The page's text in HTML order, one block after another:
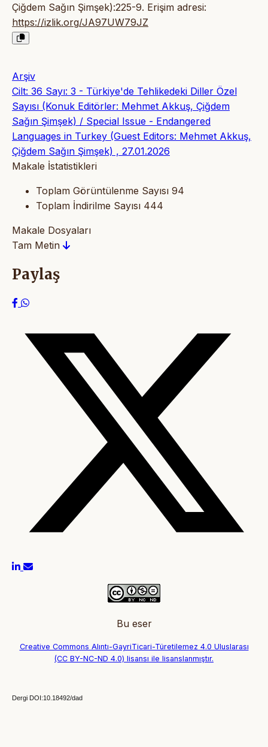
Çiğdem Sağın Şimşek):225-9. Erişim adresi:
https://izlik.org/JA97UW79JZ
Arşiv
Cilt: 36 Sayı: 3 - Türkiye'de Tehlikedeki Diller Özel
Sayısı (Konuk Editörler: Mehmet Akkuş, Çiğdem
Sağın Şimşek) / Special Issue - Endangered
Languages in Turkey (Guest Editors: Mehmet Akkuş,
Çiğdem Sağın Şimşek) , 27.01.2026
Makale İstatistikleri
Toplam Görüntülenme Sayısı 94
Toplam İndirilme Sayısı 444
Makale Dosyaları
Tam Metin
Paylaş
Bu eser
Creative Commons Alıntı-GayriTicari-Türetilemez 4.0 Uluslarası
(CC BY-NC-ND 4.0) lisansı ile lisanslanmıştır.
Dergi DOI:10.18492/dad